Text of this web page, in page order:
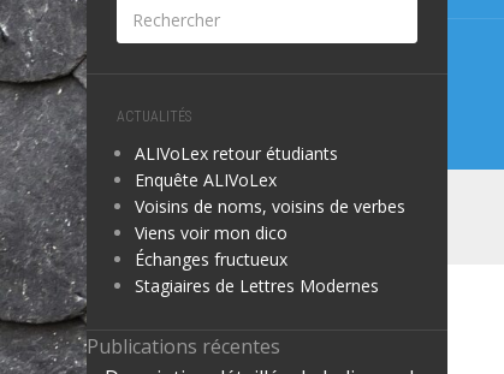
ACTUALITÉS
ALIVoLex retour étudiants
Enquête ALIVoLex
Voisins de noms, voisins de verbes
Viens voir mon dico
Échanges fructueux
Stagiaires de Lettres Modernes
Publications récentes